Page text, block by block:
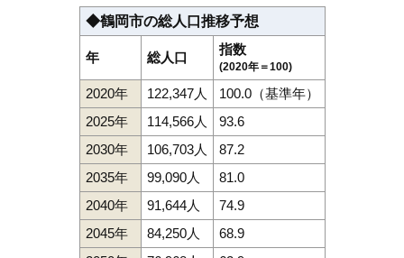
堅苔沢 1.6万円 61万円
羽黒町川代 1.5万円 244万円
羽黒町十文字 1.5万円 72万円
小岩川 1.4万円 35万円
八色木 1.2万円 254万円
羽黒町手向 1.1万円 112万円
松根 1.1万円 17万円
◆鶴岡市の総人口推移予想
年 総人口
指数
(2020年＝100)
2020年 122,347人
100.0（基準年）
2025年
114,566人
93.6
2030年
106,703人
87.2
2035年
99,090人
81.0
2040年
91,644人
74.9
2045年
84,250人
68.9